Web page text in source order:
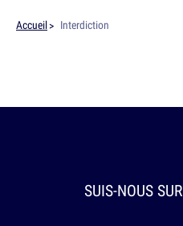
Accueil Interdiction
SUIS-NOUS SUR